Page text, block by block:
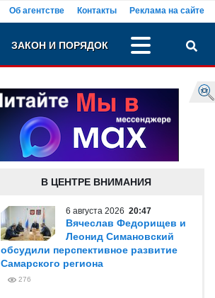
Об агентстве Контакты Реклама на сайте
ЗАКОН И ПОРЯДОК
В ЦЕНТРЕ ВНИМАНИЯ
6 августа 2026 20:47
Вячеслав Федорищев и
Леонид Симановский
обсудили перспективное развитие
Самарского региона
276